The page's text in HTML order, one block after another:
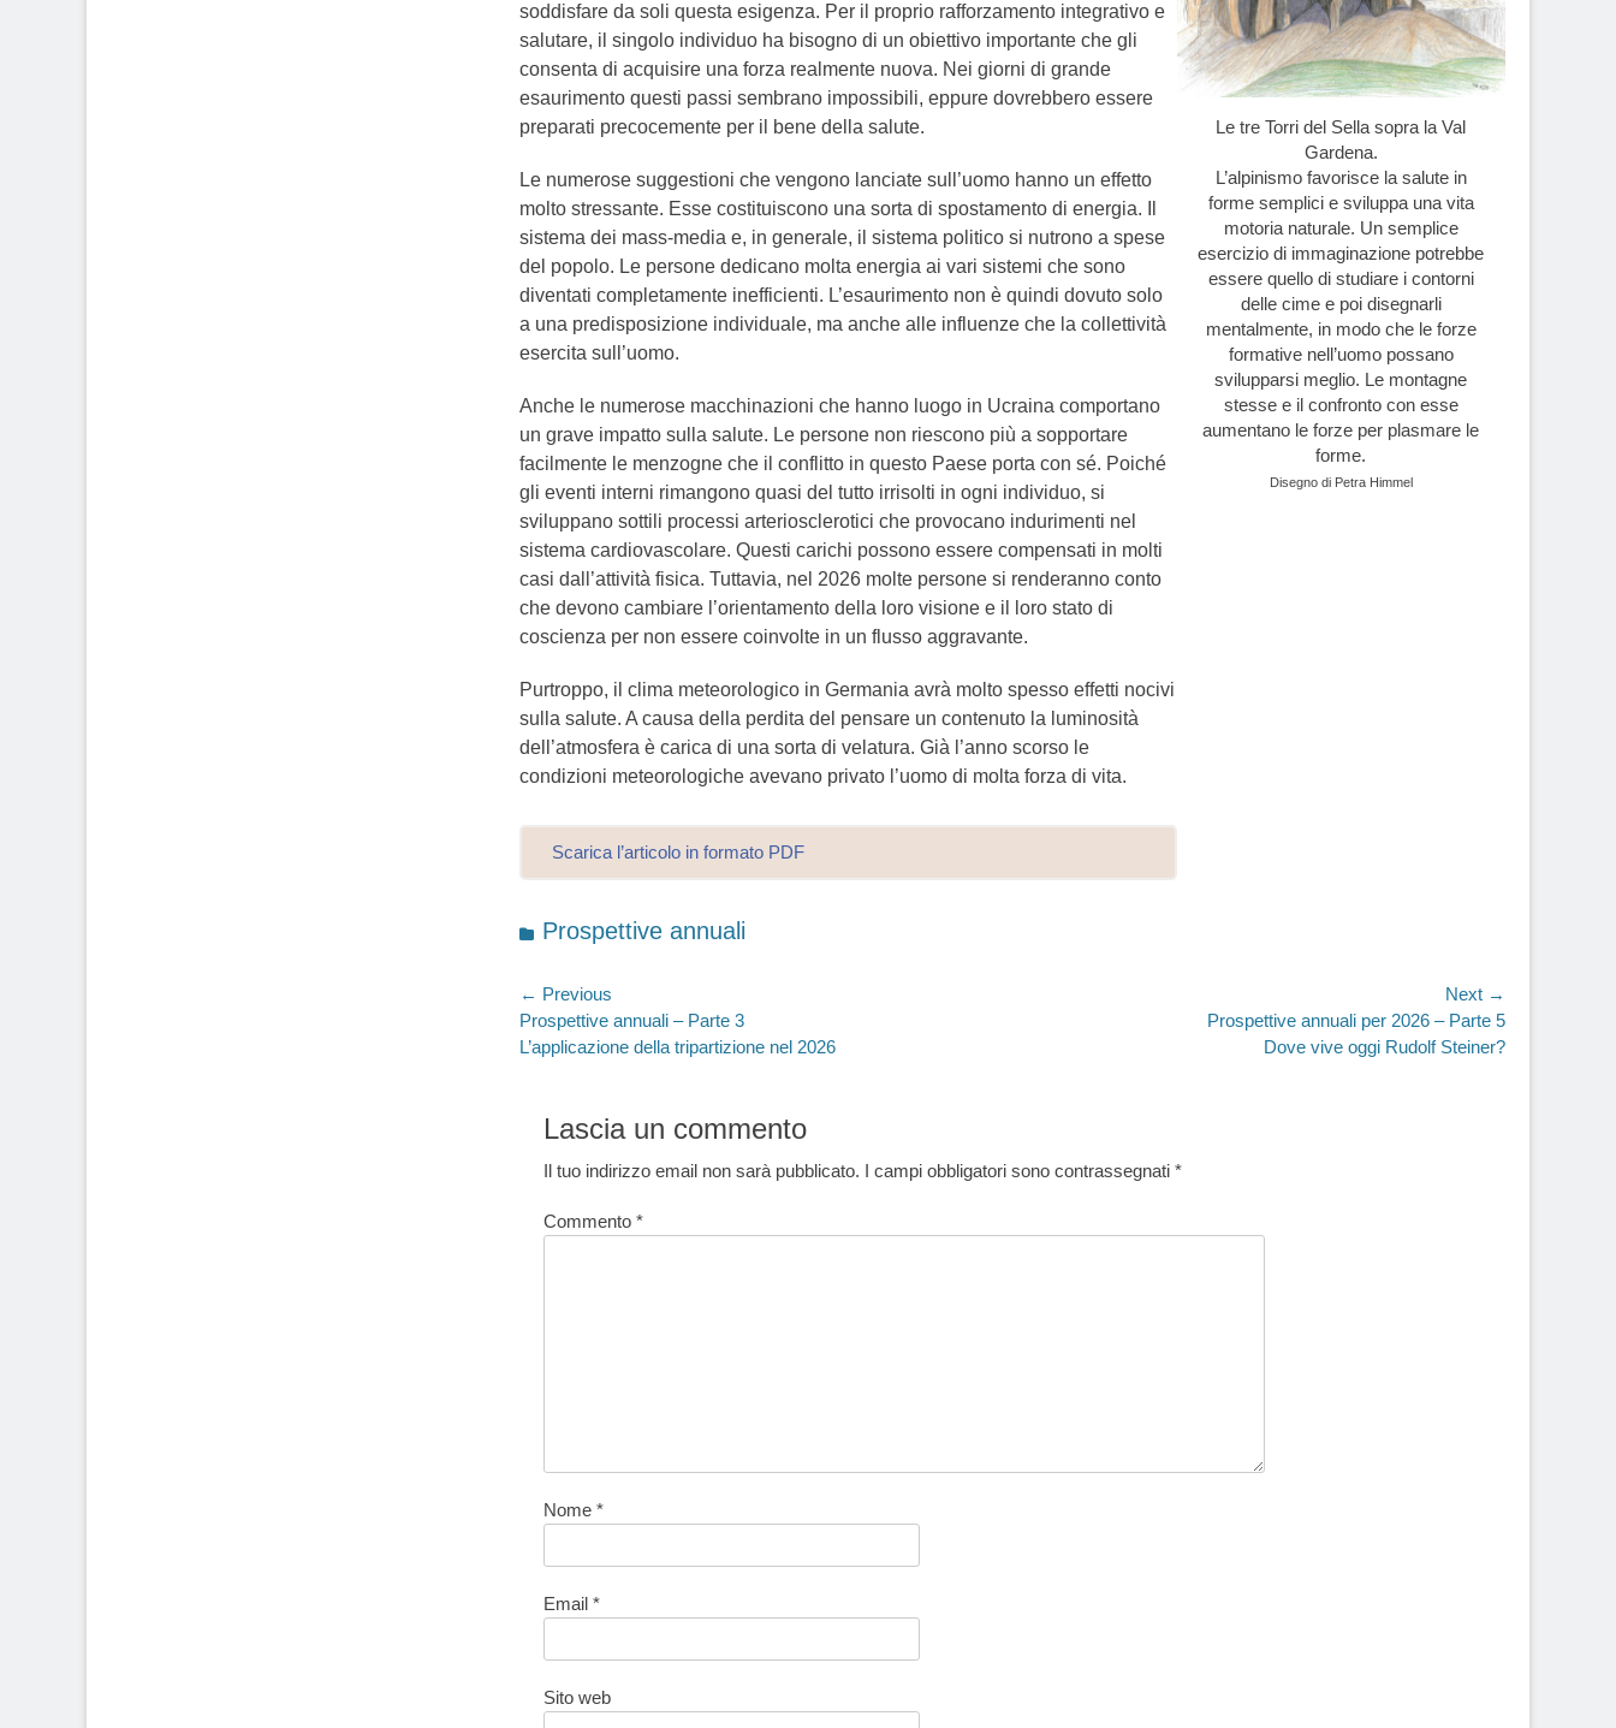
soddisfare da soli questa esigenza. Per il proprio rafforzamento integrativo e
salutare, il singolo individuo ha bisogno di un obiettivo importante che gli
consenta di acquisire una forza realmente nuova. Nei giorni di grande
esaurimento questi passi sembrano impossibili, eppure dovrebbero essere
preparati precocemente per il bene della salute.
Le numerose suggestioni che vengono lanciate sull’uomo hanno un effetto
molto stressante. Esse costituiscono una sorta di spostamento di energia. Il
sistema dei mass-media e, in generale, il sistema politico si nutrono a spese
del popolo. Le persone dedicano molta energia ai vari sistemi che sono
diventati completamente inefficienti. L’esaurimento non è quindi dovuto solo
a una predisposizione individuale, ma anche alle influenze che la collettività
esercita sull’uomo.
Anche le numerose macchinazioni che hanno luogo in Ucraina comportano
un grave impatto sulla salute. Le persone non riescono più a sopportare
facilmente le menzogne che il conflitto in questo Paese porta con sé. Poiché
gli eventi interni rimangono quasi del tutto irrisolti in ogni individuo, si
sviluppano sottili processi arteriosclerotici che provocano indurimenti nel
sistema cardiovascolare. Questi carichi possono essere compensati in molti
casi dall’attività fisica. Tuttavia, nel 2026 molte persone si renderanno conto
che devono cambiare l’orientamento della loro visione e il loro stato di
coscienza per non essere coinvolte in un flusso aggravante.
Purtroppo, il clima meteorologico in Germania avrà molto spesso effetti nocivi
sulla salute. A causa della perdita del pensare un contenuto la luminosità
dell’atmosfera è carica di una sorta di velatura. Già l’anno scorso le
condizioni meteorologiche avevano privato l’uomo di molta forza di vita.
Scarica l’articolo in formato PDF
Le tre Torri del Sella sopra la Val
Gardena.
L’alpinismo favorisce la salute in
forme semplici e sviluppa una vita
motoria naturale. Un semplice
esercizio di immaginazione potrebbe
essere quello di studiare i contorni
delle cime e poi disegnarli
mentalmente, in modo che le forze
formative nell’uomo possano
svilupparsi meglio. Le montagne
stesse e il confronto con esse
aumentano le forze per plasmare le
forme.
Disegno di Petra Himmel
Categories
Prospettive annuali
Navigazione
articoli
← Previous
Previous
post:
Prospettive annuali – Parte 3
L’applicazione della tripartizione nel 2026
Next →
Prospettive annuali per 2026 – Parte 5
Dove vive oggi Rudolf Steiner?
Lascia un commento
Il tuo indirizzo email non sarà pubblicato. I campi obbligatori sono contrassegnati *
Commento *
Nome *
Email *
Sito web